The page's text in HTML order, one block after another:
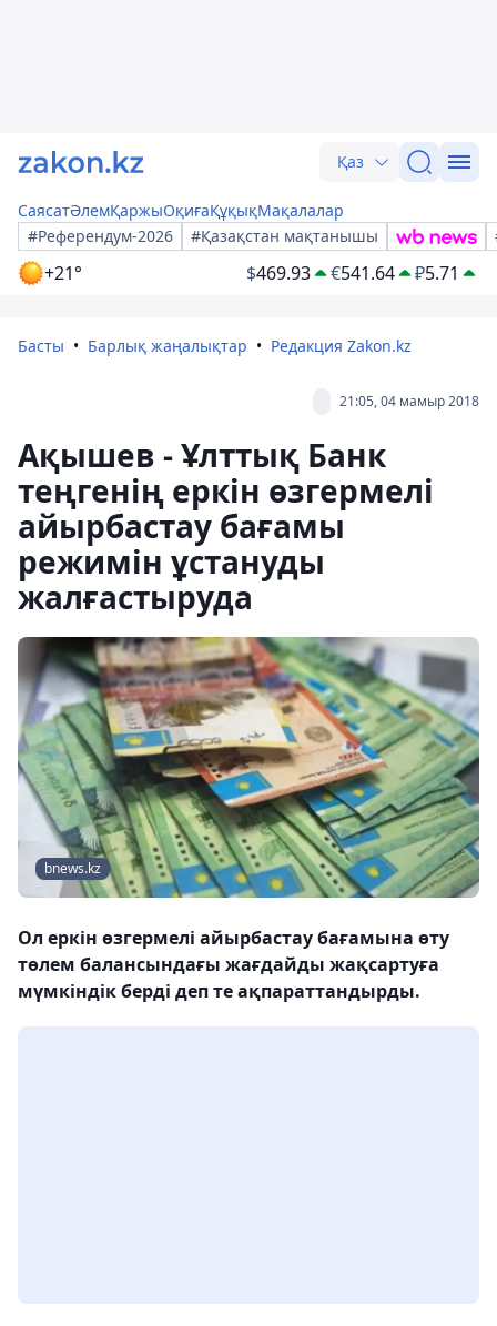
Қаз
СаясатӘлемҚаржыОқиғаҚұқықМақалалар
#Референдум-2026
#Қазақстан мақтанышы
+21° $469.93 €541.64 ₽5.71
Басты Барлық жаңалықтар Редакция Zakon.kz
21:05, 04 мамыр 2018
Ақышев - Ұлттық Банк
теңгенің еркін өзгермелі
айырбастау бағамы
режимін ұстануды
жалғастыруда
bnews.kz
Ол еркін өзгермелі айырбастау бағамына өту
төлем балансындағы жағдайды жақсартуға
мүмкіндік берді деп те ақпараттандырды.